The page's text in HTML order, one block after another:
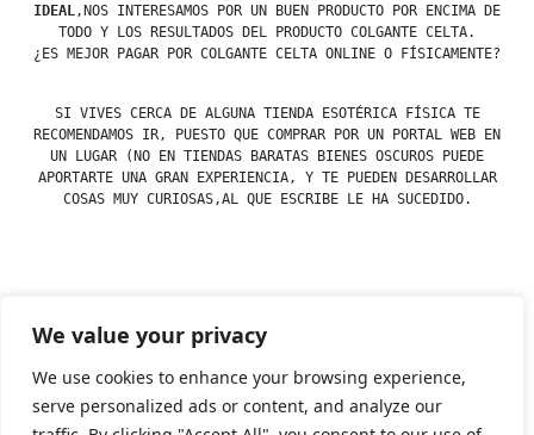
We value your privacy
We use cookies to enhance your browsing experience,
serve personalized ads or content, and analyze our
IDEAL,NOS INTERESAMOS POR UN BUEN PRODUCTO POR ENCIMA DE
TODO Y LOS RESULTADOS DEL PRODUCTO COLGANTE CELTA.
¿ES MEJOR PAGAR POR COLGANTE CELTA ONLINE O FÍSICAMENTE?
SI VIVES CERCA DE ALGUNA TIENDA ESOTÉRICA FÍSICA TE
RECOMENDAMOS IR, PUESTO QUE COMPRAR POR UN PORTAL WEB EN
UN LUGAR (NO EN TIENDAS BARATAS BIENES OSCUROS PUEDE
APORTARTE UNA GRAN EXPERIENCIA, Y TE PUEDEN DESARROLLAR
COSAS MUY CURIOSAS,AL QUE ESCRIBE LE HA SUCEDIDO.
by
Posted
Colgantes